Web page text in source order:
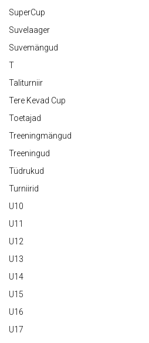
SuperCup
Suvelaager
Suvemängud
T
Taliturniir
Tere Kevad Cup
Toetajad
Treeningmängud
Treeningud
Tüdrukud
Turniirid
U10
U11
U12
U13
U14
U15
U16
U17